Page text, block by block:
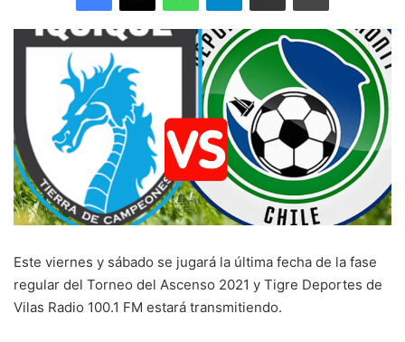
Este viernes y sábado se jugará la última fecha de la fase
regular del Torneo del Ascenso 2021 y Tigre Deportes de
Vilas Radio 100.1 FM estará transmitiendo.